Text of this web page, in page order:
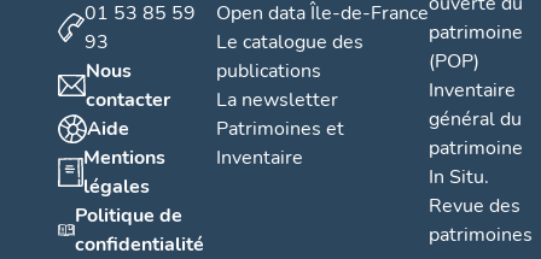
01 53 85 59
93
Nous
contacter
Aide
Mentions
légales
Politique de
confidentialité
Open data Île-de-France
Le catalogue des
publications
La newsletter
Patrimoines et
Inventaire
patrimoine
(POP)
Inventaire
général du
patrimoine
In Situ.
Revue des
patrimoines